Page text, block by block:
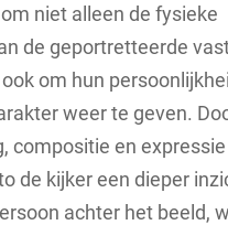
niet alleen de fysieke
de geportretteerde
om hun
weer te geven.
compositie en
de kijker een dieper
achter het beeld,